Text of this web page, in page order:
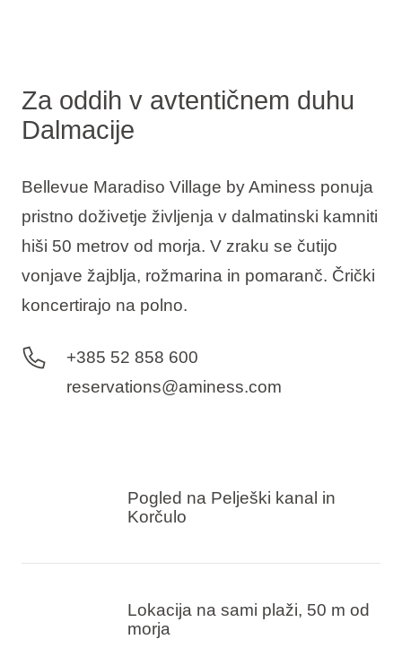
Za oddih v avtentičnem duhu
Dalmacije
Bellevue Maradiso Village by Aminess ponuja
pristno doživetje življenja v dalmatinski kamniti
hiši 50 metrov od morja. V zraku se čutijo
vonjave žajblja, rožmarina in pomaranč. Črički
koncertirajo na polno.
+385 52 858 600
reservations@aminess.com
Pogled na Pelješki kanal in
Korčulo
Lokacija na sami plaži, 50 m od
morja